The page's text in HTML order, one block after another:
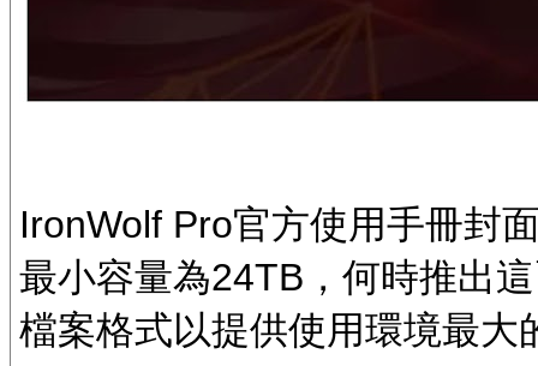
IronWolf Pro官方使用手冊封
最小容量為24TB，何時推出
檔案格式以提供使用環境最大